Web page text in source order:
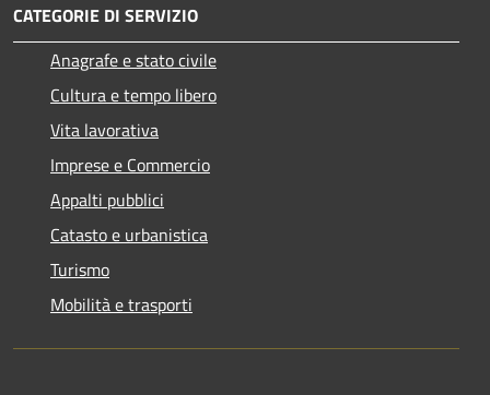
CATEGORIE DI SERVIZIO
Anagrafe e stato civile
Cultura e tempo libero
Vita lavorativa
Imprese e Commercio
Appalti pubblici
Catasto e urbanistica
Turismo
Mobilità e trasporti